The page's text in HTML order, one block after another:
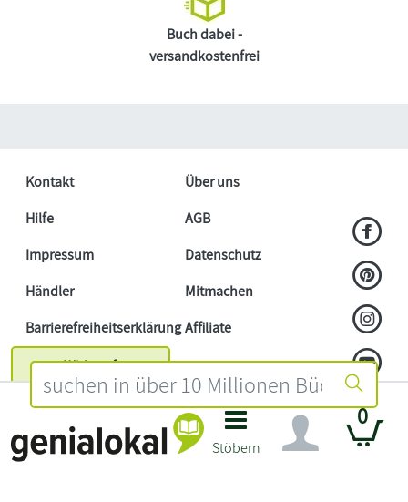
Stöbern
0
Buch dabei -
versandkostenfrei
Kontakt
Über uns
Hilfe
AGB
Impressum
Datenschutz
Händler
Mitmachen
BarrierefreiheitserklärungAffiliate
Widerruf